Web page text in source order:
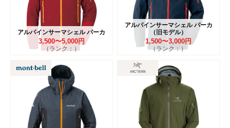
アルパインサーマシェル パーカ
3,500〜5,000円
（ランク：）
アルパインサーマシェル パーカ
（旧モデル）
1,500〜3,000円
（ランク：）